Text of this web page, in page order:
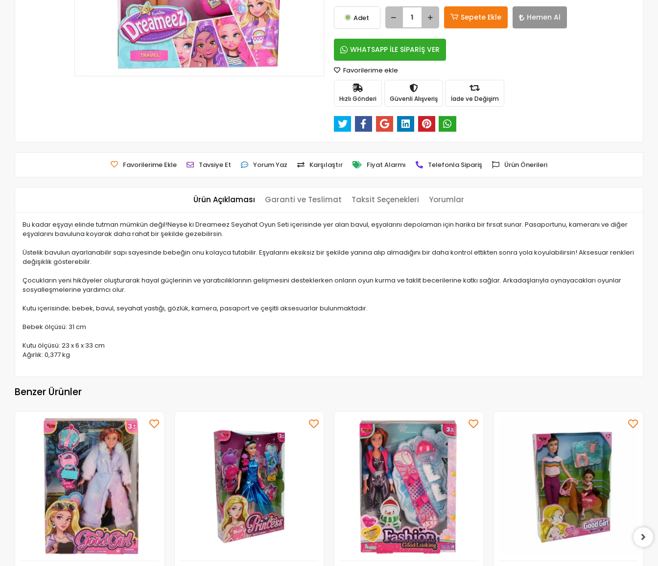
Adet Sepete Ekle Hemen Al
WHATSAPP İLE SİPARİŞ VER
Favorilerime ekle
Hızlı Gönderi Güvenli Alışveriş İade ve Değişim
Favorilerime Ekle Tavsiye Et Yorum Yaz Karşılaştır Fiyat Alarmı Telefonla Sipariş Ürün Önerileri
Ürün Açıklaması Garanti ve Teslimat Taksit Seçenekleri Yorumlar
Bu kadar eşyayı elinde tutman mümkün değil!Neyse ki Dreameez Seyahat Oyun Seti içerisinde yer alan bavul, eşyalarını depolaman için harika bir fırsat sunar. Pasaportunu, kameranı ve diğer
eşyalarını bavuluna koyarak daha rahat bir şekilde gezebilirsin.
Üstelik bavulun ayarlanabilir sapı sayesinde bebeğin onu kolayca tutabilir. Eşyalarını eksiksiz bir şekilde yanına alıp almadığını bir daha kontrol ettikten sonra yola koyulabilirsin! Aksesuar renkleri
değişiklik gösterebilir.
Çocukların yeni hikâyeler oluşturarak hayal güçlerinin ve yaratıcılıklarının gelişmesini desteklerken onların oyun kurma ve taklit becerilerine katkı sağlar. Arkadaşlarıyla oynayacakları oyunlar
sosyalleşmelerine yardımcı olur.
Kutu içerisinde; bebek, bavul, seyahat yastığı, gözlük, kamera, pasaport ve çeşitli aksesuarlar bulunmaktadır.
Bebek ölçüsü: 31 cm
Kutu ölçüsü: 23 x 6 x 33 cm
Ağırlık: 0,377 kg
Benzer Ürünler